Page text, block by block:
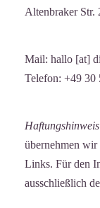
Altenbraker Str.
Mail: hallo [at]
Telefon: +49 30
Haftungshinweis
übernehmen
Links. Für den
ausschließlich